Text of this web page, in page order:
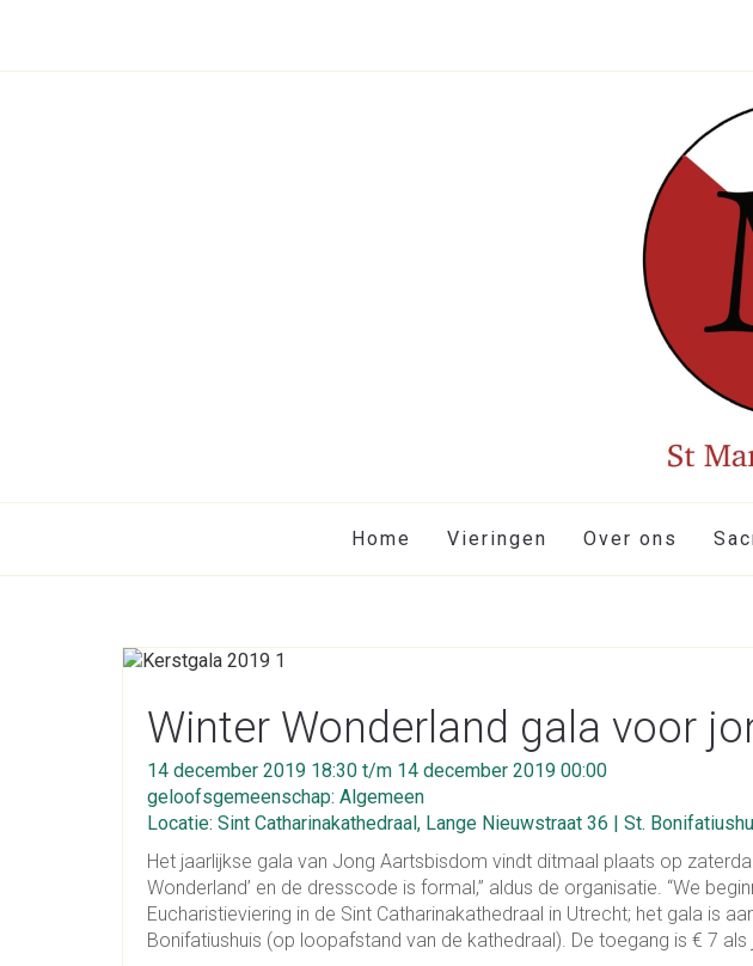
Home Vieringen Over ons
Winter Wonderland gala voor
14 december 2019 18:30 t/m 14 december 2019 00:00
geloofsgemeenschap: Algemeen
Locatie: Sint Catharinakathedraal, Lange Nieuwstraat 36 | St.
Het jaarlijkse gala van Jong Aartsbisdom vindt ditmaal plaats op
Wonderland’ en de dresscode is formal,” aldus de organisatie. “We
Eucharistieviering in de Sint Catharinakathedraal in Utrecht; het gala is
Bonifatiushuis (op loopafstand van de kathedraal). De toegang is € 7 als